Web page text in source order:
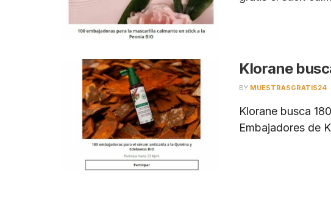
Klorane
BY MUESTRASGRATIS24
Klorane busca
Embajadores de